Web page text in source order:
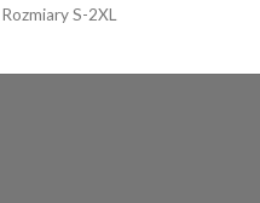
Rozmiary S-2XL